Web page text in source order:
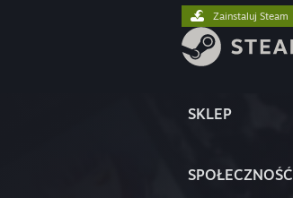
SKLEP
SPOŁECZNOŚĆ
Zainstaluj Steam